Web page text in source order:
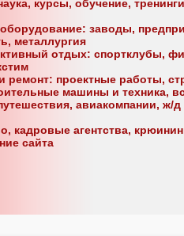
курсы, обучение,
заводы,
металлургия
отдых: спортклубы,
ремонт: проектные работы,
машины и техника,
авиакомпании, ж/
кадровые агентства,
сайта